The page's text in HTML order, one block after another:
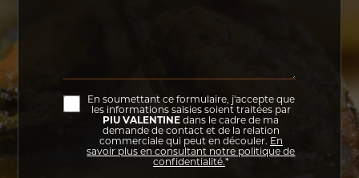
En soumettant ce formulaire, j'accepte que
les informations saisies soient traitées par
PIU VALENTINE dans le cadre de ma
demande de contact et de la relation
commerciale qui peut en découler. En
savoir plus en consultant notre politique de
confidentialité.*